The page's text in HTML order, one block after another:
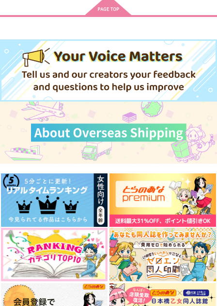
きみは最愛のステラ 上下巻 ミルクなきみとビターな彼 2
愛とかいろいろあるところ あなたは俺の運命でしょ！！
やらしく躾けて愛してあげる－Dom
／Subユニバース－２
最狂ヤンキーが僕だけに夢中な
件！？
なんかもうあーあって感じ。2 特装
版
僕の愛しいよなさん
cloud nine(古川 慎盤)/古川慎
LIMITLESS(初回限定盤)/蒼井
「40までにしたい10のこと2」
ドラマCD特装盤 (マンガ小冊
子セット) アイドルマスター SideM
MAMORU MIYANO ASIA LIV
E TOUR 2025-2026 ～VACATI
ONING!～/宮野真守 黄泉のツガイ
うたの☆プリンスさまっ♪HE
★VENSドラマCD「BLACK G
ARDEN-memento-」
ドラマCD「甘くて熱くて息も
できない 4」